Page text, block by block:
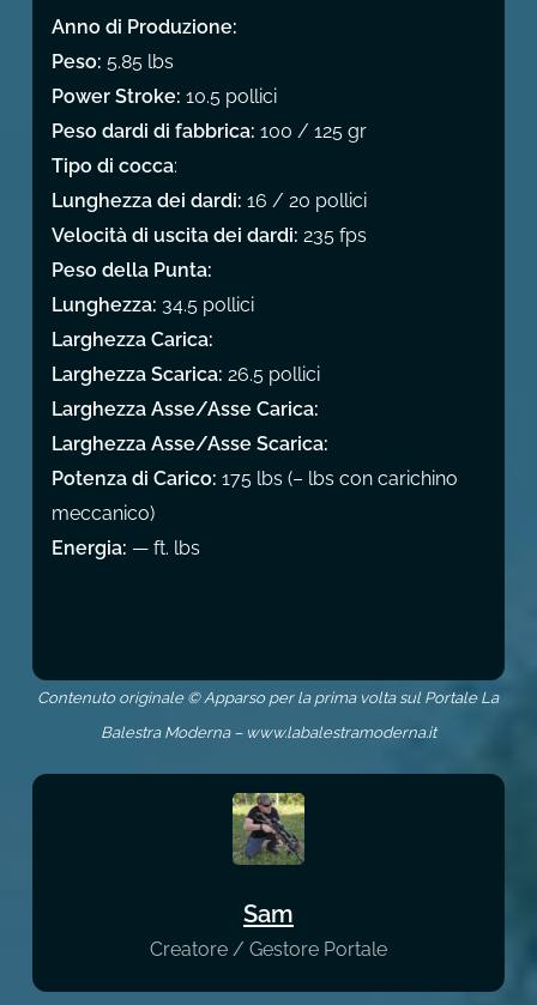
Anno di Produzione:
Peso: 5.85 lbs
Power Stroke: 10.5 pollici
Peso dardi di fabbrica: 100 / 125 gr
Tipo di cocca:
Lunghezza dei dardi: 16 / 20 pollici
Velocità di uscita dei dardi: 235 fps
Peso della Punta:
Lunghezza: 34.5 pollici
Larghezza Carica:
Larghezza Scarica: 26.5 pollici
Larghezza Asse/Asse Carica:
Larghezza Asse/Asse Scarica:
Potenza di Carico: 175 lbs (– lbs con carichino
meccanico)
Energia: — ft. lbs
Contenuto originale © Apparso per la prima volta sul Portale La
Balestra Moderna – www.labalestramoderna.it
Sam
Creatore / Gestore Portale